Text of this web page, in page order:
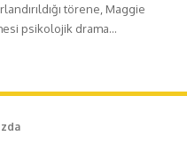
törene, Maggie
psikolojik drama…